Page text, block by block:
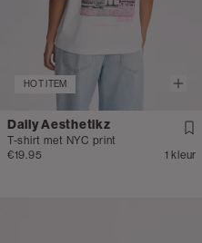
HOT ITEM
Daily Aesthetikz
T-shirt met NYC print
€19.95
1 kleur